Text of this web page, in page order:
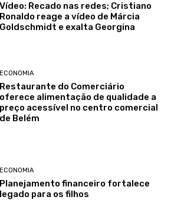
Vídeo: Recado nas redes; Cristiano
Ronaldo reage a vídeo de Márcia
Goldschmidt e exalta Georgina
ECONOMIA
Restaurante do Comerciário
oferece alimentação de qualidade a
preço acessível no centro comercial
de Belém
ECONOMIA
Planejamento financeiro fortalece
legado para os filhos